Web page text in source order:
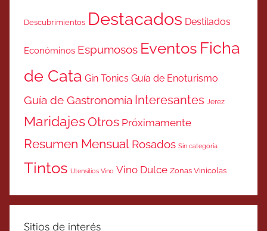
Descubrimientos Destacados Destilados
Económinos Espumosos Eventos Ficha
de Cata Gin Tonics Guía de Enoturismo
Guía de Gastronomía Interesantes Jerez
MaridajesOtros Próximamente
Resumen Mensual Rosados Sin categoría
Tintos Utensilios Vino Vino Dulce Zonas Vinicolas
Sitios de interés